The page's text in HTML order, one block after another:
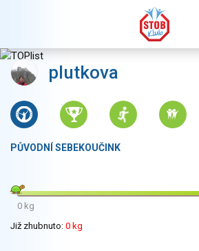
plutkova
PŮVODNÍ SEBEKOUČINK
0 kg
Již zhubnuto: 0 kg